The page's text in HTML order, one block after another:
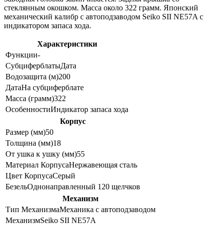
стеклянным окошком. Масса около 322 грамм. Японский
механический калибр с автоподзаводом Seiko SII NE57A с
индикатором запаса хода.
Характеристики
Функции-
СубциферблатыДата
Водозащита (м)200
ДатаНа субциферблате
Масса (грамм)322
ОсобенностиИндикатор запаса хода
Корпус
Размер (мм)50
Толщина (мм)18
От ушка к ушку (мм)55
Материал КорпусаНержавеющая сталь
Цвет КорпусаСерый
БезельОднонаправленный 120 щелчков
Механизм
Тип МеханизмаМеханика с автоподзаводом
МеханизмSeiko SII NE57A